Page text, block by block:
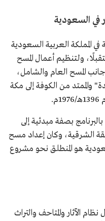
في السعودية
في المملكة العربية السعودية
ولتنظيم أعمال المسح
المسح العام والشامل،
والممتد من الكوفة إلى مكة
بصفة مبدئية إلى
الشرقية، وكان إعداد مسح
هو المنطلق نحو مشروع
الآثار والمتاحف والتراث